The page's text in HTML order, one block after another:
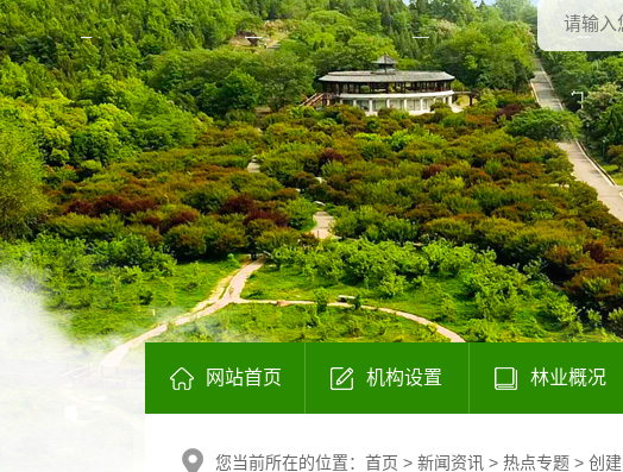
网站首页 机构设置 林业概况
您当前所在的位置： 首页 > 新闻资讯 > 热点专题 > 创